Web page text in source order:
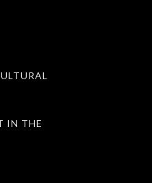
IN THE